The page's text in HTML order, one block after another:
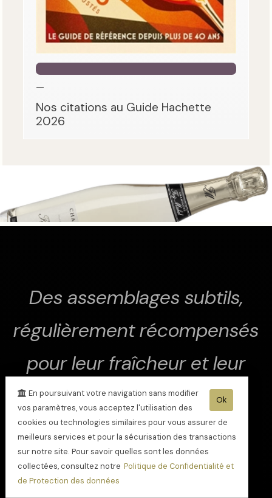
—
Nos citations au Guide Hachette
2026
Des assemblages subtils,
régulièrement récompensés
pour leur fraîcheur et leur
finesse
Ok
En poursuivant votre navigation sans modifier
vos paramètres, vous acceptez l'utilisation des
cookies ou technologies similaires pour vous assurer de
meilleurs services et pour la sécurisation des transactions
sur notre site. Pour savoir quelles sont les données
collectées, consultez notre Politique de Confidentialité et
de Protection des données